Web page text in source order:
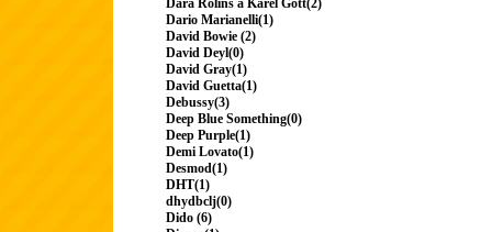
Dara Rolins a Karel Gott(2)
Dario Marianelli(1)
David Bowie (2)
David Deyl(0)
David Gray(1)
David Guetta(1)
Debussy(3)
Deep Blue Something(0)
Deep Purple(1)
Demi Lovato(1)
Desmod(1)
DHT(1)
dhydbclj(0)
Dido (6)